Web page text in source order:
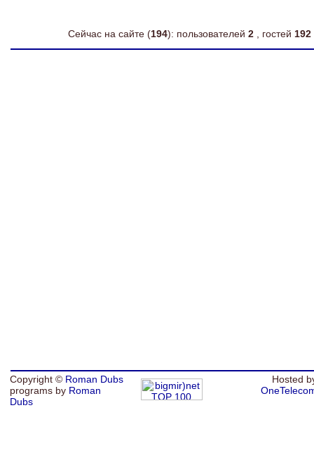
Сейчас на сайте (194): пользователей 2 , гостей 192
Copyright © Roman Dubs
programs by Roman
Dubs
Hosted